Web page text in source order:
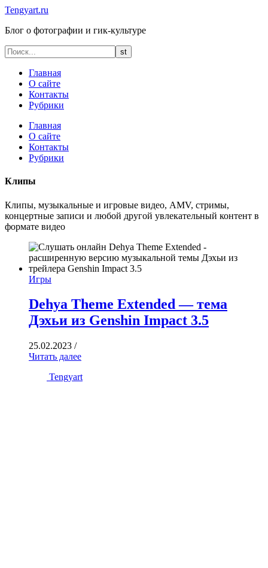
Tengyart.ru
Блог о фотографии и гик-культуре
Главная
О сайте
Контакты
Рубрики
Главная
О сайте
Контакты
Рубрики
Клипы
Клипы, музыкальные и игровые видео, AMV, стримы,
концертные записи и любой другой увлекательный контент в
формате видео
Игры
Dehya Theme Extended — тема
Дэхьи из Genshin Impact 3.5
25.02.2023 /
Читать далее
Tengyart